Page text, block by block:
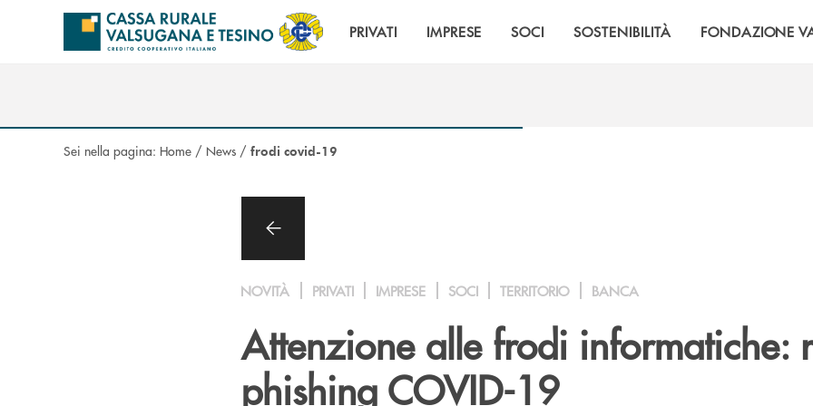
Salta al contenuto principale
PRIVATI IMPRESE SOCI SOSTENIBILITÀ FONDAZIONE
Sei nella pagina: Home / News / frodi covid-19
NOVITÀ PRIVATI IMPRESE SOCI TERRITORIO BANCA
Attenzione alle frodi informatiche:
phishing COVID-19